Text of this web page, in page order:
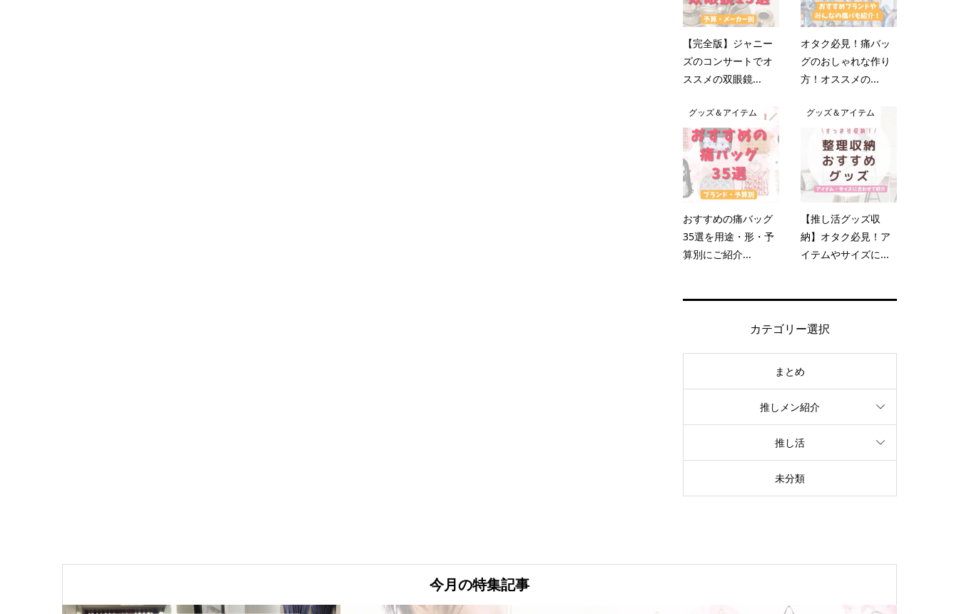
【完全版】ジャニー
ズのコンサートでオ
ススメの双眼鏡...
オタク必見！痛バッ
グのおしゃれな作り
方！オススメの...
グッズ＆アイテム
おすすめの痛バッグ
35選を用途・形・予
算別にご紹介...
グッズ＆アイテム
【推し活グッズ収
納】オタク必見！ア
イテムやサイズに...
カテゴリー選択
まとめ
推しメン紹介
推し活
未分類
今月の特集記事